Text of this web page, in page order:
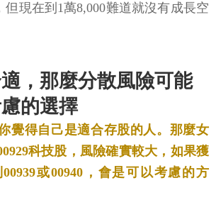
但現在到1萬8,000難道就沒有成長空
，那麼分散風險可能
的選擇
覺得自己是適合存股的人。那麼女
科技股，風險確實較大，如果獲
或00940，會是可以考慮的方